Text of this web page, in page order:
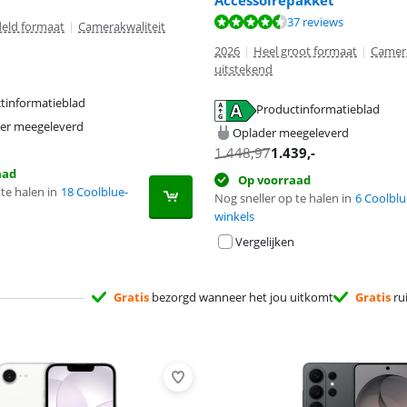
formaat | Camerakwaliteit
meegeleverd
halen in 18 Coolblue-
van de 10, gebaseerd op 37 reviews.
37 reviews
2026 | Heel groot formaat |
uitstekend
Productinformatieblad
tabblad
Oplader meegeleverd
1.448,971.439,-
Op voorraad
Nog sneller op te halen in 6
winkels
Vergelijken
Gratis bezorgd wanneer het jou uitkomt Gratis